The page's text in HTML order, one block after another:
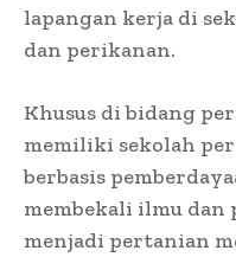
lapangan kerja di
dan perikanan.
Khusus di bidang
memiliki sekolah
berbasis
membekali ilmu dan
menjadi pertanian